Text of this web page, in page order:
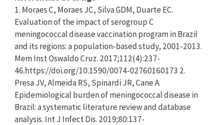
1. Moraes C, Moraes JC, Silva GDM, Duarte EC.
Evaluation of the impact of serogroup C
meningococcal disease vaccination program in Brazil
and its regions: a population-based study, 2001-2013.
Mem Inst Oswaldo Cruz. 2017;112(4):237-
46.https://doi.org/10.1590/0074-02760160173 2.
Presa JV, Almeida RS, Spinardi JR, Cane A.
Epidemiological burden of meningococcal disease in
Brazil: a systematic literature review and database
analysis. Int J Infect Dis. 2019;80:137-